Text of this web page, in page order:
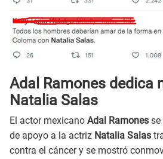
Adal Ramones dedica
Natalia Salas
El actor mexicano Adal Ramones se
de apoyo a la actriz Natalia Salas
contra el cáncer y se mostró